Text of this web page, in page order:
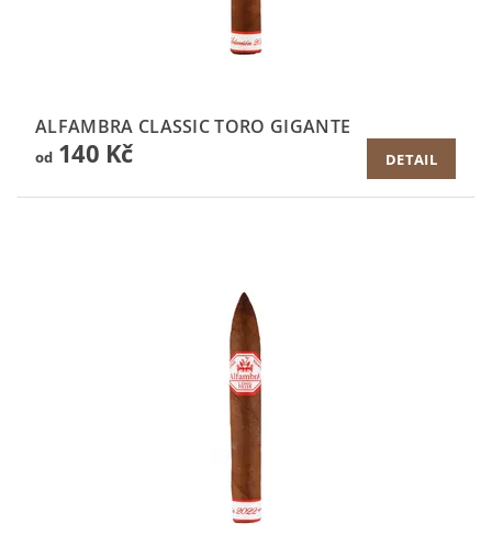
ALFAMBRA CLASSIC TORO GIGANTE
od140 Kč DETAIL